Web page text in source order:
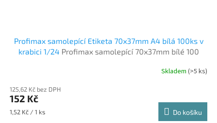
Profimax samolepící Etiketa 70x37mm A4 bílá 100ks v
krabici 1/24 Profimax samolepící 70x37mm bílé 100
Skladem (>5 ks)
125,62 Kč bez DPH
152 Kč
Měrná
1,52 Kč / 1 ks Do košíku